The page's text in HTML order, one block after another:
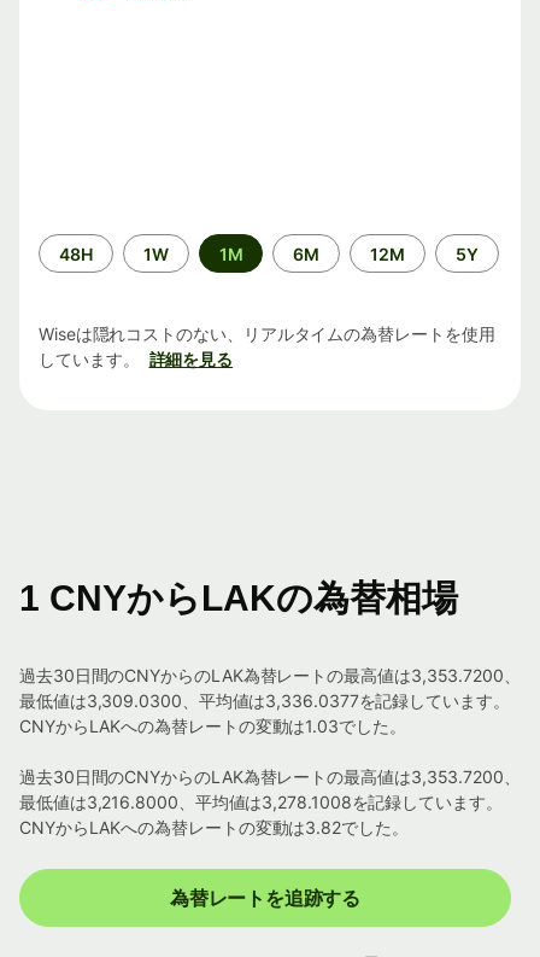
期
間
48H 1W 1M 6M 12M 5Y
Wiseは隠れコストのない、リアルタイムの為替レートを使用
しています。
詳細を見る
1 CNYからLAKの為替相場
過去30日間のCNYからのLAK為替レートの最高値は3,353.7200、
最低値は3,309.0300、平均値は3,336.0377を記録しています。
CNYからLAKへの為替レートの変動は1.03でした。
過去30日間のCNYからのLAK為替レートの最高値は3,353.7200、
最低値は3,216.8000、平均値は3,278.1008を記録しています。
CNYからLAKへの為替レートの変動は3.82でした。
為替レートを追跡する